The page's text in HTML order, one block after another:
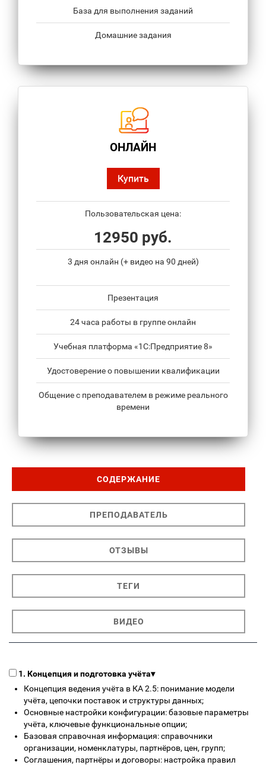
База для выполнения заданий
Домашние задания
ОНЛАЙН
Купить
Пользовательская цена:
12950 руб.
3 дня онлайн (+ видео на 90 дней)
Презентация
24 часа работы в группе онлайн
Учебная платформа «1С:Предприятие 8»
Удостоверение о повышении квалификации
Общение с преподавателем в режиме реального
времени
СОДЕРЖАНИЕ
ПРЕПОДАВАТЕЛЬ
ОТЗЫВЫ
ТЕГИ
ВИДЕО
1. Концепция и подготовка учёта▾
Концепция ведения учёта в КА 2.5: понимание модели
учёта, цепочки поставок и структуры данных;
Основные настройки конфигурации: базовые параметры
учёта, ключевые функциональные опции;
Базовая справочная информация: справочники
организации, номенклатуры, партнёров, цен, групп;
Соглашения, партнёры и договоры: настройка правил